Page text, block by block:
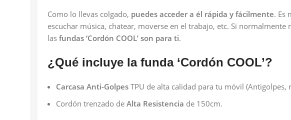
Como lo llevas colgado, puedes acceder a él rápida y fácilmente. Es
escuchar música, chatear, moverse en el trabajo, etc. Si
las fundas ‘Cordón COOL’ son para ti.
¿Qué incluye la funda ‘Cordón COOL’?
Carcasa Anti-Golpes TPU de alta calidad para tu móvil (Antigolpes,
Cordón trenzado de Alta Resistencia de 150cm.